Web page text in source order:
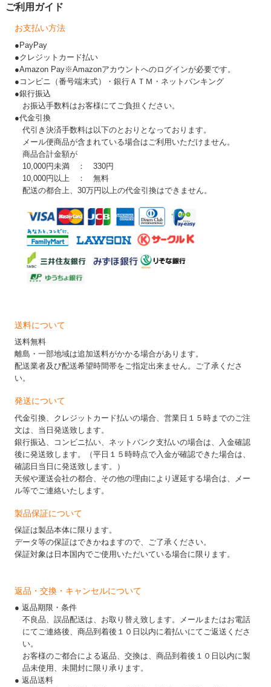
ご利用ガイド
お支払い方法
●PayPay
●クレジットカード払い
●Amazon Pay※Amazonアカウントへのログインが必要です。
●コンビニ（番号端末式）・銀行ＡＴＭ・ネットバンキング
●銀行振込
お振込手数料はお客様にてご負担ください。
●代金引換
代引き決済手数料は以下のとおりとなっております。
メール便商品が含まれている場合はご利用いただけません。
商品合計金額が
10,000円未満 ： 330円
10,000円以上 ： 無料
配送の都合上、30万円以上の代金引換はできません。
送料について
送料無料
離島・一部地域は追加送料がかかる場合があります。
配送業者及び配送希望時間帯をご指定出来ません。ご了承くださ
い。
発送について
代金引換、クレジットカード払いの場合、営業日１５時までのご注
文は、当日発送致します。
銀行振込、コンビニ払い、ネットバンク支払いの場合は、入金確認
後に発送致します。（平日１５時時点で入金が確認できた場合は、
確認日当日に発送致します。）
天候や運送会社の都合、その他の理由により遅延する場合は、メー
ル等でご連絡いたします。
製品保証について
保証は製品本体に限ります。
データ等の保証はできかねますので、ご了承ください。
保証対象は日本国内でご使用いただいている場合に限ります。
返品・交換・キャンセルについて
● 返品期限・条件
不良品、誤品配送は、お取り替え致します。メールまたはお電話
にてご連絡後、商品到着後１０日以内に着払いにてご返送くださ
い。
お客様のご都合による返品、交換は、商品到着後１０日以内に製
品未使用、未開封に限り承ります。
● 返品送料